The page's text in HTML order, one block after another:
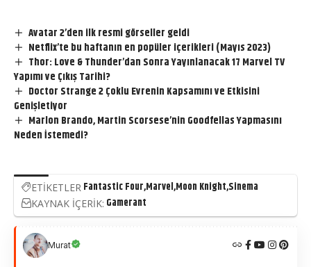
Avatar 2’den ilk resmi görseller geldi
Netflix’te bu haftanın en popüler içerikleri (Mayıs 2023)
Thor: Love & Thunder’dan Sonra Yayınlanacak 17 Marvel TV
Yapımı ve Çıkış Tarihi?
Doctor Strange 2 Çoklu Evrenin Kapsamını ve Etkisini
Genişletiyor
Marlon Brando, Martin Scorsese’nin Goodfellas Yapmasını
Neden İstemedi?
ETİKETLER Fantastic FourMarvelMoon KnightSinema
KAYNAK İÇERİK: Gamerant
Murat